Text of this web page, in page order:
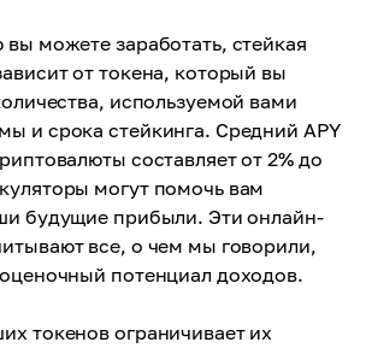
можете заработать, стейкая
от токена, который вы
используемой вами
и срока стейкинга. Средний APY
составляет от 2% до
могут помочь вам
будущие прибыли. Эти онлайн-
все, о чем мы говорили,
потенциал доходов.
токенов ограничивает их